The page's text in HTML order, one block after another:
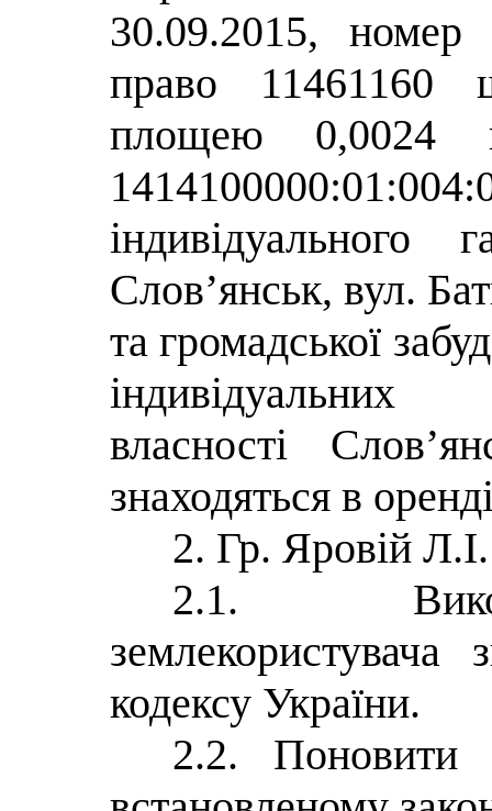
30.09.2015,
право 11461160
площею 0,0024
Слов’янськ, вул.
та громадської
власності
знаходяться в
2. Гр. Яровій Л.І.
2.1.
кодексу України.
2.2. Поновити